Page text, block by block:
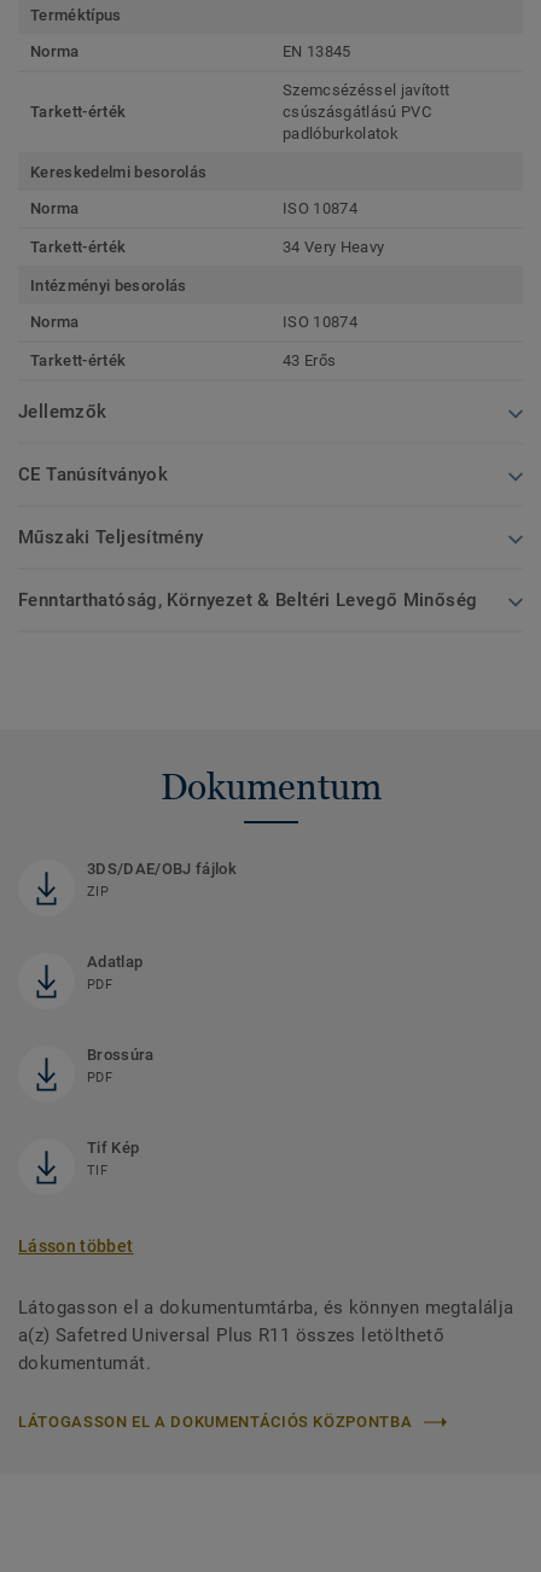
Terméktípus
Norma
EN 13845
Tarkett-érték
Szemcsézéssel javított
csúszásgátlású PVC
padlóburkolatok
Kereskedelmi besorolás
Norma
ISO 10874
Tarkett-érték 34 Very Heavy
Intézményi besorolás
Norma
ISO 10874
Tarkett-érték 43 Erős
Jellemzők
CE Tanúsítványok
Műszaki Teljesítmény
Fenntarthatóság, Környezet & Beltéri Levegő Minőség
Dokumentum
3DS/DAE/OBJ fájlok
ZIP
Adatlap
PDF
Brossúra
PDF
Tif Kép
TIF
Lásson többet
Látogasson el a dokumentumtárba, és könnyen megtalálja
a(z) Safetred Universal Plus R11 összes letölthető
dokumentumát.
LÁTOGASSON EL A DOKUMENTÁCIÓS KÖZPONTBA